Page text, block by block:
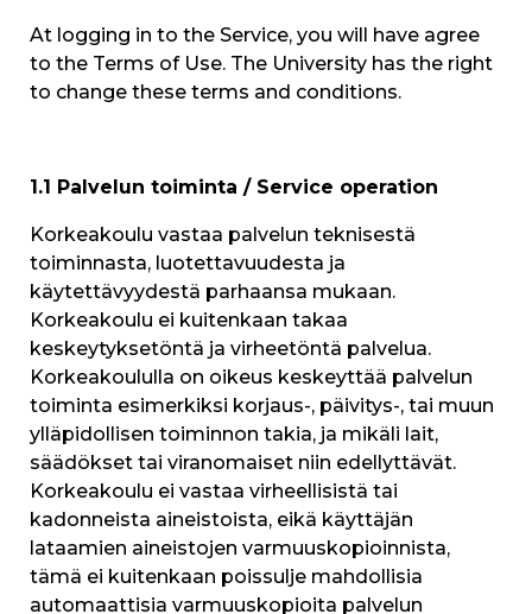
At logging in to the Service, you will have agree
to the Terms of Use. The University has the right
to change these terms and conditions.
1.1 Palvelun toiminta / Service operation
Korkeakoulu vastaa palvelun teknisestä
toiminnasta, luotettavuudesta ja
käytettävyydestä parhaansa mukaan.
Korkeakoulu ei kuitenkaan takaa
keskeytyksetöntä ja virheetöntä palvelua.
Korkeakoululla on oikeus keskeyttää palvelun
toiminta esimerkiksi korjaus-, päivitys-, tai muun
ylläpidollisen toiminnon takia, ja mikäli lait,
säädökset tai viranomaiset niin edellyttävät.
Korkeakoulu ei vastaa virheellisistä tai
kadonneista aineistoista, eikä käyttäjän
lataamien aineistojen varmuuskopioinnista,
tämä ei kuitenkaan poissulje mahdollisia
automaattisia varmuuskopioita palvelun